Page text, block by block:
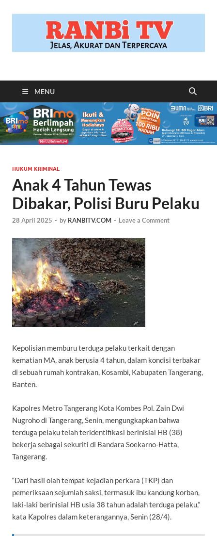
RANBITV.COM
MENU
HUKUM KRIMINAL
Anak 4 Tahun Tewas
Dibakar, Polisi Buru Pelaku
28 April 2025 - by RANBITV.COM - Leave a Comment
Kepolisian memburu terduga pelaku terkait dengan
kematian MA, anak berusia 4 tahun, dalam kondisi terbakar
di sebuah rumah kontrakan, Kosambi, Kabupaten Tangerang,
Banten.
Kapolres Metro Tangerang Kota Kombes Pol. Zain Dwi
Nugroho di Tangerang, Senin, mengungkapkan bahwa
terduga pelaku telah teridentifikasi berinisial HB (38)
bekerja sebagai sekuriti di Bandara Soekarno-Hatta,
Tangerang.
“Dari hasil olah tempat kejadian perkara (TKP) dan
pemeriksaan sejumlah saksi, termasuk ibu kandung korban,
laki-laki berinisial HB usia 38 tahun adalah terduga pelaku,”
kata Kapolres dalam keterangannya, Senin (28/4).